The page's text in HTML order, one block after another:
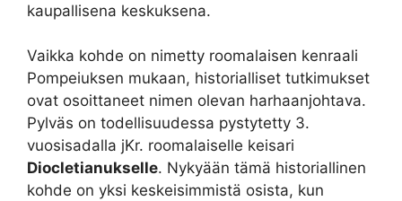
kaupallisena keskuksena.
Vaikka kohde on nimetty roomalaisen kenraali
Pompeiuksen mukaan, historialliset tutkimukset
ovat osoittaneet nimen olevan harhaanjohtava.
Pylväs on todellisuudessa pystytetty 3.
vuosisadalla jKr. roomalaiselle keisari
Diocletianukselle. Nykyään tämä historiallinen
kohde on yksi keskeisimmistä osista, kun